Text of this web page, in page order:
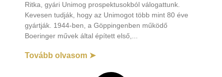
Ritka, gyári Unimog prospektusokból válogattunk.
Kevesen tudják, hogy az Unimogot több mint 80 éve
gyártják. 1944-ben, a Göppingenben működő
Boeringer művek által épített első,
Tovább olvasom ➤